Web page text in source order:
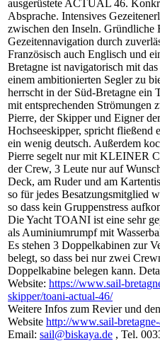
ausgerüstete ACTUAL 46.
Absprache. Intensives
zwischen den Inseln. Gründliche
Gezeitennavigation durch
Französisch auch Englisch und
Bretagne ist navigatorisch mit
einem ambitionierten Segler zu
herrscht in der Süd-Bretagne ein
mit entsprechenden Strömungen
Pierre, der Skipper und Eigner
Hochseeskipper, spricht fließend
ein wenig deutsch. Außerdem
Pierre segelt nur mit KLEINER
der Crew, 3 Leute nur auf
Deck, am Ruder und am
so für jedes Besatzungsmitglied
so dass kein Gruppenstress
Die Yacht TOANI ist eine sehr
als Auminiumrumpf mit
Es stehen 3 Doppelkabinen zur
belegt, so dass bei nur zwei
Doppelkabine belegen kann.
Website: https://www.sail-
skipper/toani-actual-46/
Weitere Infos zum Revier und
Website http://www.sail-
Email: sail@biskaya.de , Tel.